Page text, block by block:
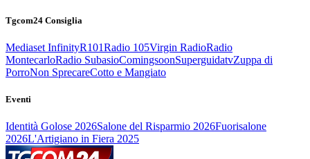
Tgcom24 Consiglia
Mediaset InfinityR101Radio 105Virgin RadioRadio
MontecarloRadio SubasioComingsoonSuperguidatvZuppa di
PorroNon SprecareCotto e Mangiato
Eventi
Identità Golose 2026Salone del Risparmio 2026Fuorisalone
2026L'Artigiano in Fiera 2025